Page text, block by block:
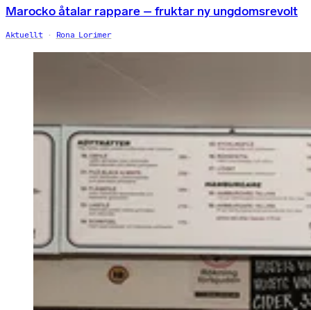
Marocko åtalar rappare – fruktar ny ungdomsrevolt
Aktuellt Rona Lorimer